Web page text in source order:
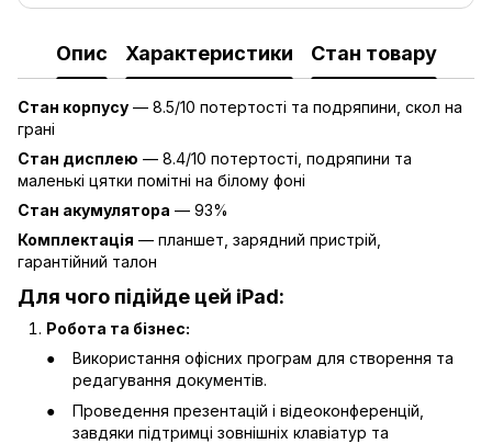
Опис Характеристики Стан товару
Стан корпусу — 8.5/10 потертості та подряпини, скол на
грані
Стан дисплею — 8.4/10 потертості, подряпини та
маленькі цятки помітні на білому фоні
Стан акумулятора — 93%
Комплектація — планшет, зарядний пристрій,
гарантійний талон
Для чого підійде цей iPad:
Робота та бізнес:
Використання офісних програм для створення та
редагування документів.
Проведення презентацій і відеоконференцій,
завдяки підтримці зовнішніх клавіатур та